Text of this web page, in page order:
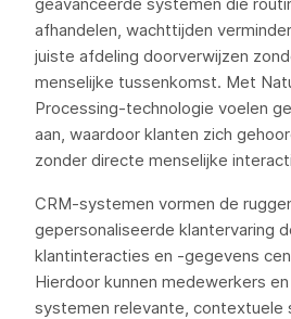
afhandelen, wachttijden
juiste afdeling doorverwijzen
menselijke tussenkomst. Met
Processing-technologie voelen
aan, waardoor klanten zich
zonder directe menselijke
CRM-systemen vormen de
gepersonaliseerde klantervaring
klantinteracties en -gegevens
Hierdoor kunnen medewerkers
systemen relevante, contextuele